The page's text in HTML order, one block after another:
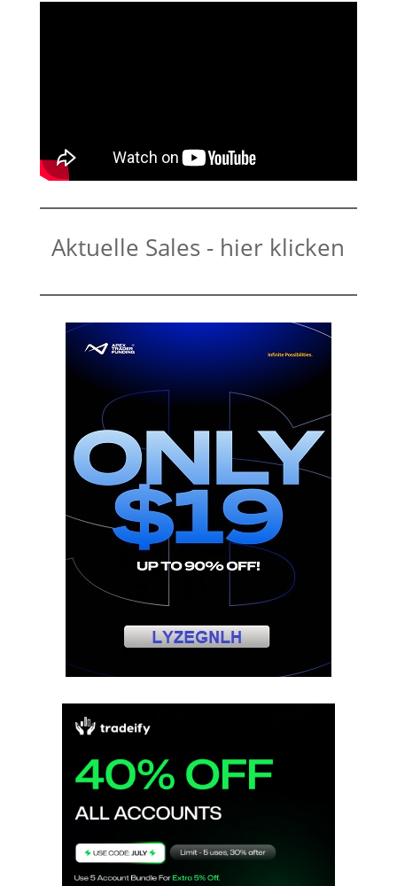
Aktuelle Sales - hier klicken